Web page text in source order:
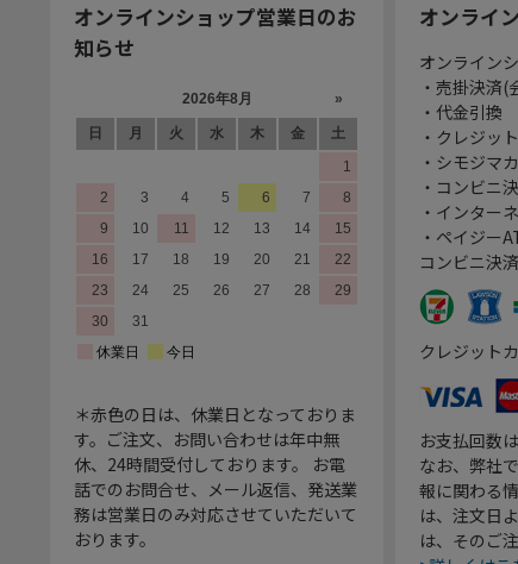
オンラインショップ営業日のお
知らせ
＊赤色の日は、休業日となっておりま
す。ご注文、お問い合わせは年中無
休、24時間受付しております。 お電
話でのお問合せ、メール返信、発送業
務は営業日のみ対応させていただいて
おります。
オンライ
オンライン
・売掛決済
・代金引換
・クレジッ
・シモジマ
・コンビニ
・インター
・ペイジー
コンビニ決
クレジット
お支払回数
なお、弊社
報に関わる
は、注文日
は、そのご